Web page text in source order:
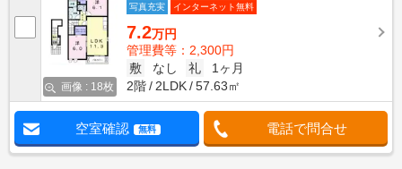
画像 : 18枚
写真充実
インターネット無料
7.2万円
管理費等：2,300円
敷
なし 礼
1ヶ月
2階
2LDK 57.63㎡
空室確認 無料 電話で問合せ